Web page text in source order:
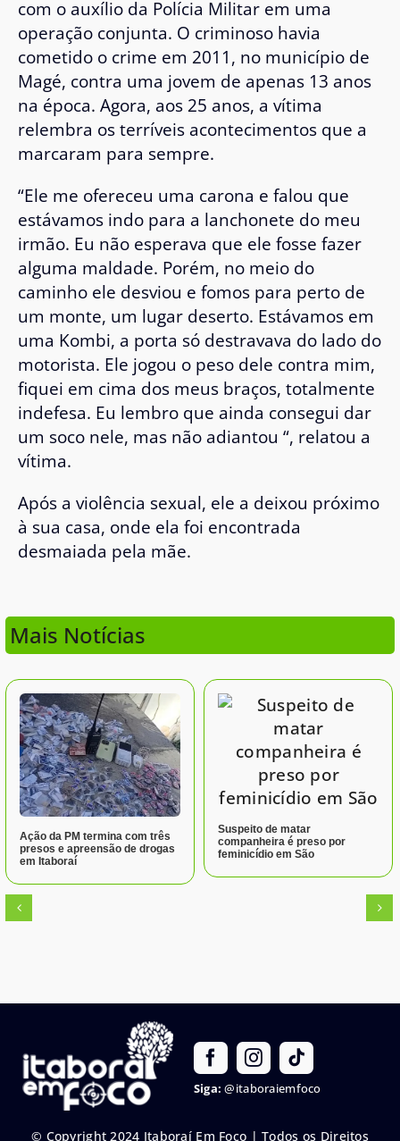
com o auxílio da Polícia Militar em uma
operação conjunta. O criminoso havia
cometido o crime em 2011, no município de
Magé, contra uma jovem de apenas 13 anos
na época. Agora, aos 25 anos, a vítima
relembra os terríveis acontecimentos que a
marcaram para sempre.
“Ele me ofereceu uma carona e falou que
estávamos indo para a lanchonete do meu
irmão. Eu não esperava que ele fosse fazer
alguma maldade. Porém, no meio do
caminho ele desviou e fomos para perto de
um monte, um lugar deserto. Estávamos em
uma Kombi, a porta só destravava do lado do
motorista. Ele jogou o peso dele contra mim,
fiquei em cima dos meus braços, totalmente
indefesa. Eu lembro que ainda consegui dar
um soco nele, mas não adiantou “, relatou a
vítima.
Após a violência sexual, ele a deixou próximo
à sua casa, onde ela foi encontrada
desmaiada pela mãe.
Mais Notícias
Ação da PM termina com três
presos e apreensão de drogas
em Itaboraí
Suspeito de matar
companheira é preso por
feminicídio em São
Siga: @itaboraiemfoco
© Copyright 2024 Itaboraí Em Foco | Todos os Direitos